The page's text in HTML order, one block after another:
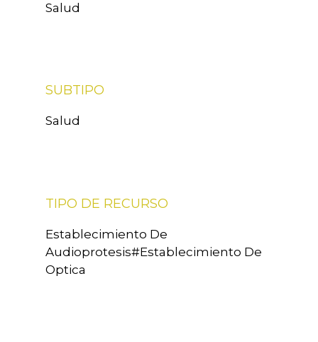
Salud
SUBTIPO
Salud
TIPO DE RECURSO
Establecimiento De
Audioprotesis#Establecimiento De
Optica